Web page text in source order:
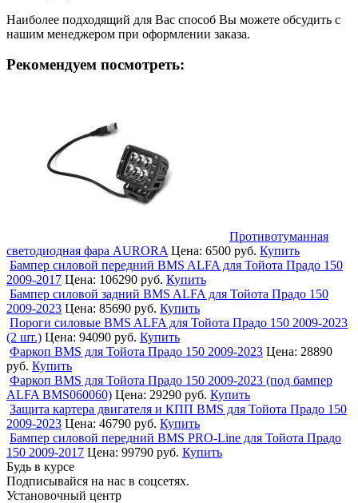
Наиболее подходящий для Вас способ Вы можете обсудить с
нашим менеджером при оформлении заказа.
Рекомендуем посмотреть:
Противотуманная
светодиодная фара AURORA Цена: 6500 руб. Купить
Бампер силовой передний BMS ALFA для Тойота Прадо 150
2009-2017 Цена: 106290 руб. Купить
Бампер силовой задний BMS ALFA для Тойота Прадо 150
2009-2023 Цена: 85690 руб. Купить
Пороги силовые BMS ALFA для Тойота Прадо 150 2009-2023
(2 шт.) Цена: 94090 руб. Купить
Фаркоп BMS для Тойота Прадо 150 2009-2023 Цена: 28890
руб. Купить
Фаркоп BMS для Тойота Прадо 150 2009-2023 (под бампер
ALFA BMS060060) Цена: 29290 руб. Купить
Защита картера двигателя и КПП BMS для Тойота Прадо 150
2009-2023 Цена: 46790 руб. Купить
Бампер силовой передний BMS PRO-Line для Тойота Прадо
150 2009-2017 Цена: 99790 руб. Купить
Будь в курсе
Подписывайся на нас в соцсетях.
Установочный центр